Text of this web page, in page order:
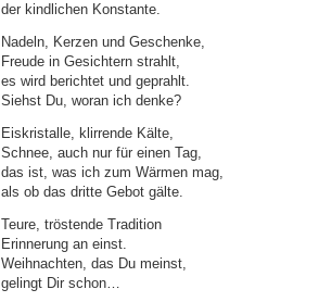
der kindlichen Konstante.
Nadeln, Kerzen und Geschenke,
Freude in Gesichtern strahlt,
es wird berichtet und geprahlt.
Siehst Du, woran ich denke?
Eiskristalle, klirrende Kälte,
Schnee, auch nur für einen Tag,
das ist, was ich zum Wärmen mag,
als ob das dritte Gebot gälte.
Teure, tröstende Tradition
Erinnerung an einst.
Weihnachten, das Du meinst,
gelingt Dir schon…